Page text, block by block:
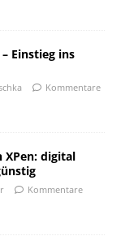
Einstieg ins
Kommentare
XPen: digital
Kommentare